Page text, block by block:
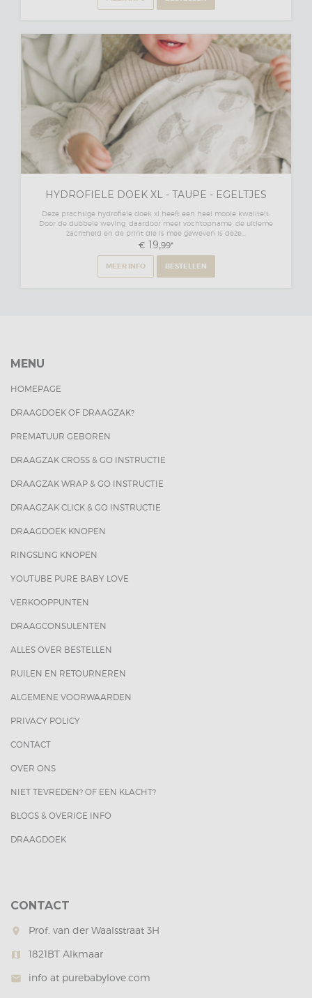
HYDROFIELE DOEK XL - TAUPE - EGELTJES
Deze prachtige hydrofiele doek xl heeft een heel mooie kwaliteit.
Door de dubbele weving, daardoor meer vochtopname, de ultieme
zachtheid en de print die is mee geweven is deze...
€ 19,99*
MEER INFO BESTELLEN
MENU
HOMEPAGE
DRAAGDOEK OF DRAAGZAK?
PREMATUUR GEBOREN
DRAAGZAK CROSS & GO INSTRUCTIE
DRAAGZAK WRAP & GO INSTRUCTIE
DRAAGZAK CLICK & GO INSTRUCTIE
DRAAGDOEK KNOPEN
RINGSLING KNOPEN
YOUTUBE PURE BABY LOVE
VERKOOPPUNTEN
DRAAGCONSULENTEN
ALLES OVER BESTELLEN
RUILEN EN RETOURNEREN
ALGEMENE VOORWAARDEN
PRIVACY POLICY
CONTACT
OVER ONS
NIET TEVREDEN? OF EEN KLACHT?
BLOGS & OVERIGE INFO
DRAAGDOEK
CONTACT
room Prof. van der Waalsstraat 3H
map 1821BT Alkmaar
mail info at purebabylove.com